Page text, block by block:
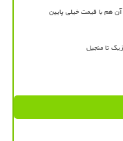
تا منجیل